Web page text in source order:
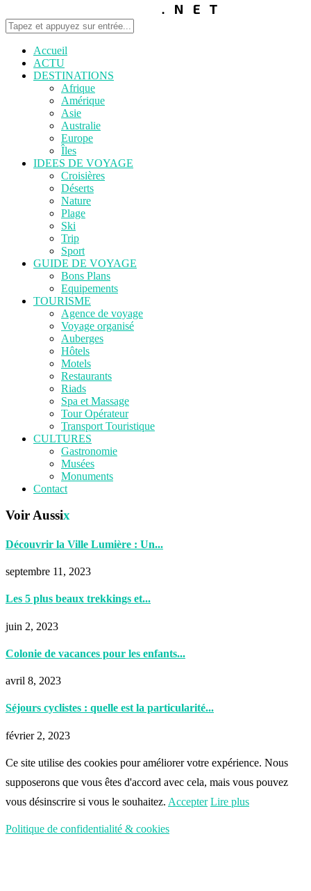
Accueil
ACTU
DESTINATIONS
Afrique
Amérique
Asie
Australie
Europe
Îles
IDEES DE VOYAGE
Croisières
Déserts
Nature
Plage
Ski
Trip
Sport
GUIDE DE VOYAGE
Bons Plans
Equipements
TOURISME
Agence de voyage
Voyage organisé
Auberges
Hôtels
Motels
Restaurants
Riads
Spa et Massage
Tour Opérateur
Transport Touristique
CULTURES
Gastronomie
Musées
Monuments
Contact
Voir Aussix
Découvrir la Ville Lumière : Un...
septembre 11, 2023
Les 5 plus beaux trekkings et...
juin 2, 2023
Colonie de vacances pour les enfants...
avril 8, 2023
Séjours cyclistes : quelle est la particularité...
février 2, 2023
Ce site utilise des cookies pour améliorer votre expérience. Nous
supposerons que vous êtes d'accord avec cela, mais vous pouvez
vous désinscrire si vous le souhaitez. Accepter Lire plus
Politique de confidentialité & cookies